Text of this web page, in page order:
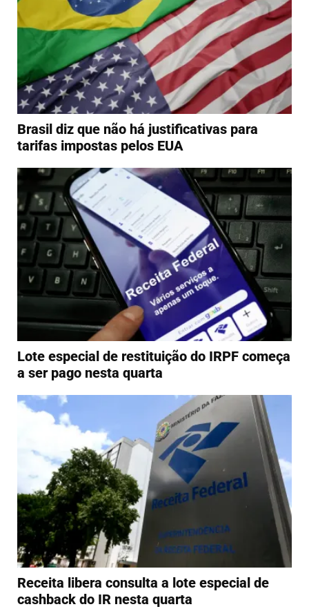
Brasil diz que não há justificativas para
tarifas impostas pelos EUA
Lote especial de restituição do IRPF começa
a ser pago nesta quarta
Receita libera consulta a lote especial de
cashback do IR nesta quarta